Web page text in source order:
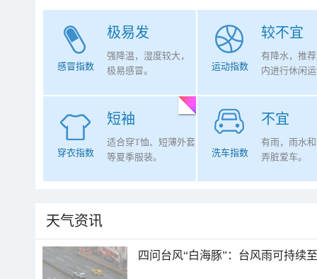
极易发
感冒指数
强降温，湿度较大，
极易感冒。
较不宜
运动指数
有降水，推
内进行休闲
短袖
穿衣指数
适合穿T恤、短薄外套
等夏季服装。
不宜
洗车指数
有雨，雨水
弄脏爱车。
天气资讯
四问台风“白海豚”：台风雨可持续